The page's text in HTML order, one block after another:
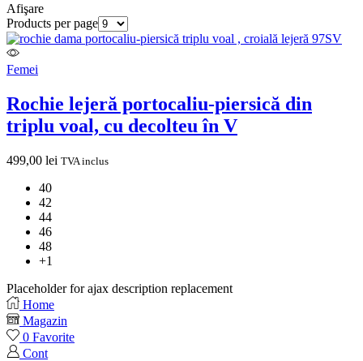
Afişare
Products per page
Femei
Rochie lejeră portocaliu-piersică din
triplu voal, cu decolteu în V
499,00 lei TVA inclus
40
42
44
46
48
+1
Placeholder for ajax description replacement
Home
Magazin
0 Favorite
Cont